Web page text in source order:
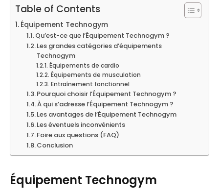
Table of Contents
Équipement Technogym
Qu’est-ce que l’Équipement Technogym ?
Les grandes catégories d’équipements
Technogym
Équipements de cardio
Équipements de musculation
Entraînement fonctionnel
Pourquoi choisir l’Équipement Technogym ?
À qui s’adresse l’Équipement Technogym ?
Les avantages de l’Équipement Technogym
Les éventuels inconvénients
Foire aux questions (FAQ)
Conclusion
Équipement Technogym